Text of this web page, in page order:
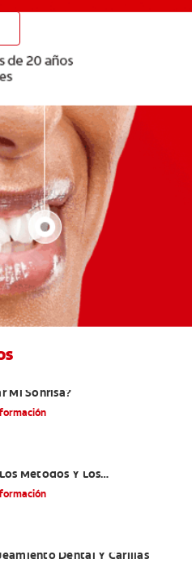
Mi Sonrisa?
Métodos Y Los
Del Adhesivo Dental
Dental Y Carillas